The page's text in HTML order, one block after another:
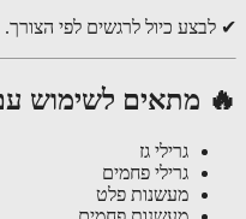
כיול לרגשים לפי הצורך.
מתאים לשימוש עם
גרילי גז
גרילי פחמים
מעשנות פלט